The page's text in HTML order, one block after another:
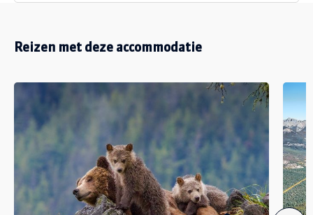
Reizen met deze accommodatie